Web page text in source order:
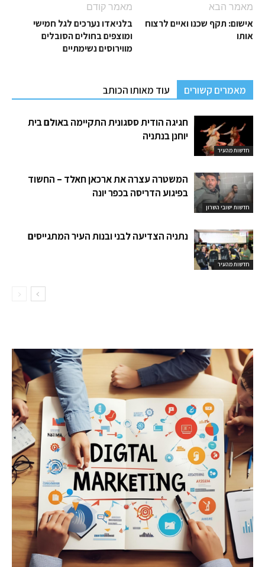
מאמר קודם
בלניאדו נערכים לגל חמישי
ומוצפים בחולים הסובלים
מווירוסים נשימתיים
מאמר הבא
אישום: תקף שכנו ואיים לרצוח
אותו
מאמרים קשורים עוד מאותו הכותב
חדשות מהעיר
חגיגה הודית ססגונית התקיימה באולם בית
יוחנן בנתניה
חדשות ישובי השרון
המשטרה עצרה את ארכאן חאלד – החשוד
בפיגוע הדריסה בכפר יונה
חדשות מהעיר
נתניה הצדיעה לבני ובנות העיר המתגייסים